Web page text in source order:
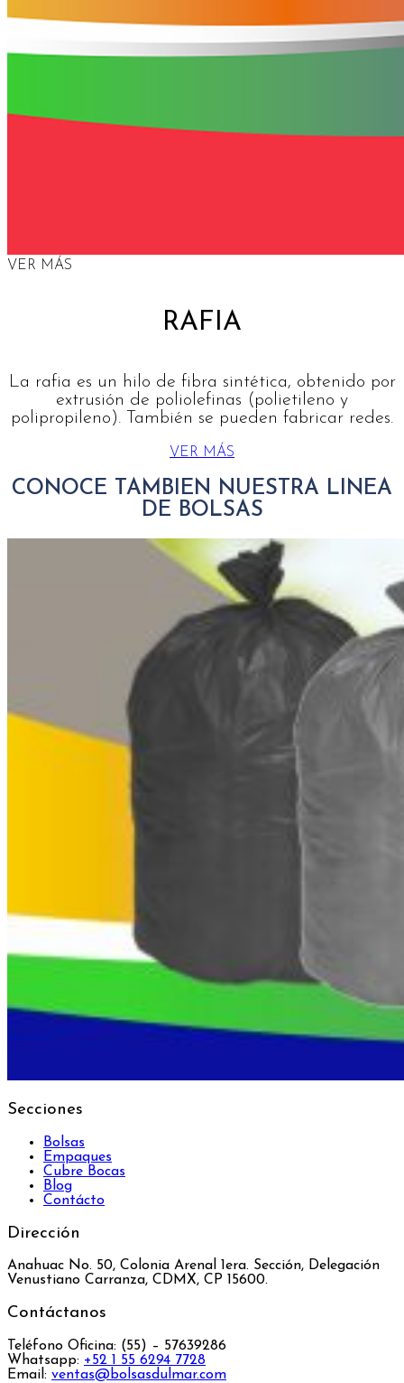
VER MÁS
RAFIA
La rafia es un hilo de fibra sintética, obtenido por
extrusión de poliolefinas (polietileno y
polipropileno). También se pueden fabricar redes.
VER MÁS
CONOCE TAMBIEN NUESTRA LINEA
DE BOLSAS
Secciones
Bolsas
Empaques
Cubre Bocas
Blog
Contácto
Dirección
Anahuac No. 50, Colonia Arenal 1era. Sección, Delegación
Venustiano Carranza, CDMX, CP 15600.
Contáctanos
Teléfono Oficina: (55) – 57639286
Whatsapp: +52 1 55 6294 7728
Email: ventas@bolsasdulmar.com